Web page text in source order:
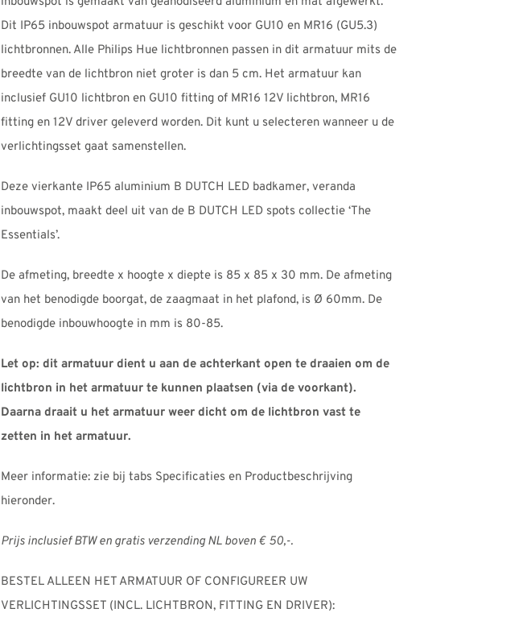
Dit IP65 inbouwspot armatuur is geschikt voor GU10 en MR16 (GU5.3)
lichtbronnen. Alle Philips Hue lichtbronnen passen in dit armatuur mits de
breedte van de lichtbron niet groter is dan 5 cm. Het armatuur kan
inclusief GU10 lichtbron en GU10 fitting of MR16 12V lichtbron, MR16
fitting en 12V driver geleverd worden. Dit kunt u selecteren wanneer u de
verlichtingsset gaat samenstellen.
Deze vierkante IP65 aluminium B DUTCH LED badkamer, veranda
inbouwspot, maakt deel uit van de B DUTCH LED spots collectie ‘The
Essentials’.
De afmeting, breedte x hoogte x diepte is 85 x 85 x 30 mm. De afmeting
van het benodigde boorgat, de zaagmaat in het plafond, is Ø 60mm. De
benodigde inbouwhoogte in mm is 80-85.
Let op: dit armatuur dient u aan de achterkant open te draaien om de
lichtbron in het armatuur te kunnen plaatsen (via de voorkant).
Daarna draait u het armatuur weer dicht om de lichtbron vast te
zetten in het armatuur.
Meer informatie: zie bij tabs Specificaties en Productbeschrijving
hieronder.
Prijs inclusief BTW en gratis verzending NL boven € 50,-.
BESTEL ALLEEN HET ARMATUUR OF CONFIGUREER UW
VERLICHTINGSSET (INCL. LICHTBRON, FITTING EN DRIVER):